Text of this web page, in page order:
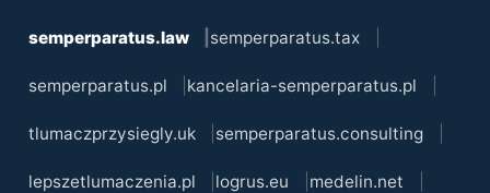
semperparatus.law semperparatus.tax
semperparatus.pl kancelaria-semperparatus.pl
tlumaczprzysiegly.uk semperparatus.consulting
lepszetlumaczenia.pl logrus.eu medelin.net